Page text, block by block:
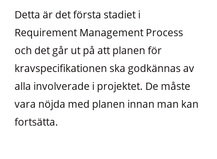
Detta är det första stadiet i
Requirement Management Process
och det går ut på att planen för
kravspecifikationen ska godkännas av
alla involverade i projektet. De måste
vara nöjda med planen innan man kan
fortsätta.